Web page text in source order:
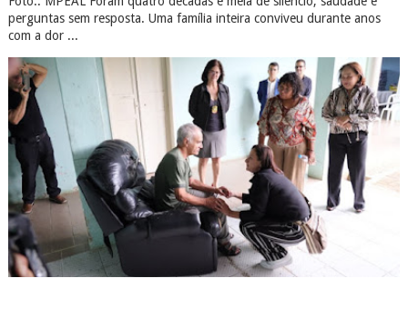
perguntas sem resposta. Uma família inteira conviveu durante anos
com a dor ...